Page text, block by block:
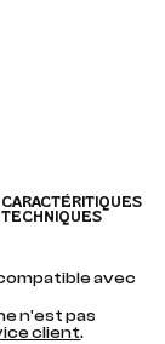
CARACTÉRITIQUES
TECHNIQUES
avec
n'est pas
client.